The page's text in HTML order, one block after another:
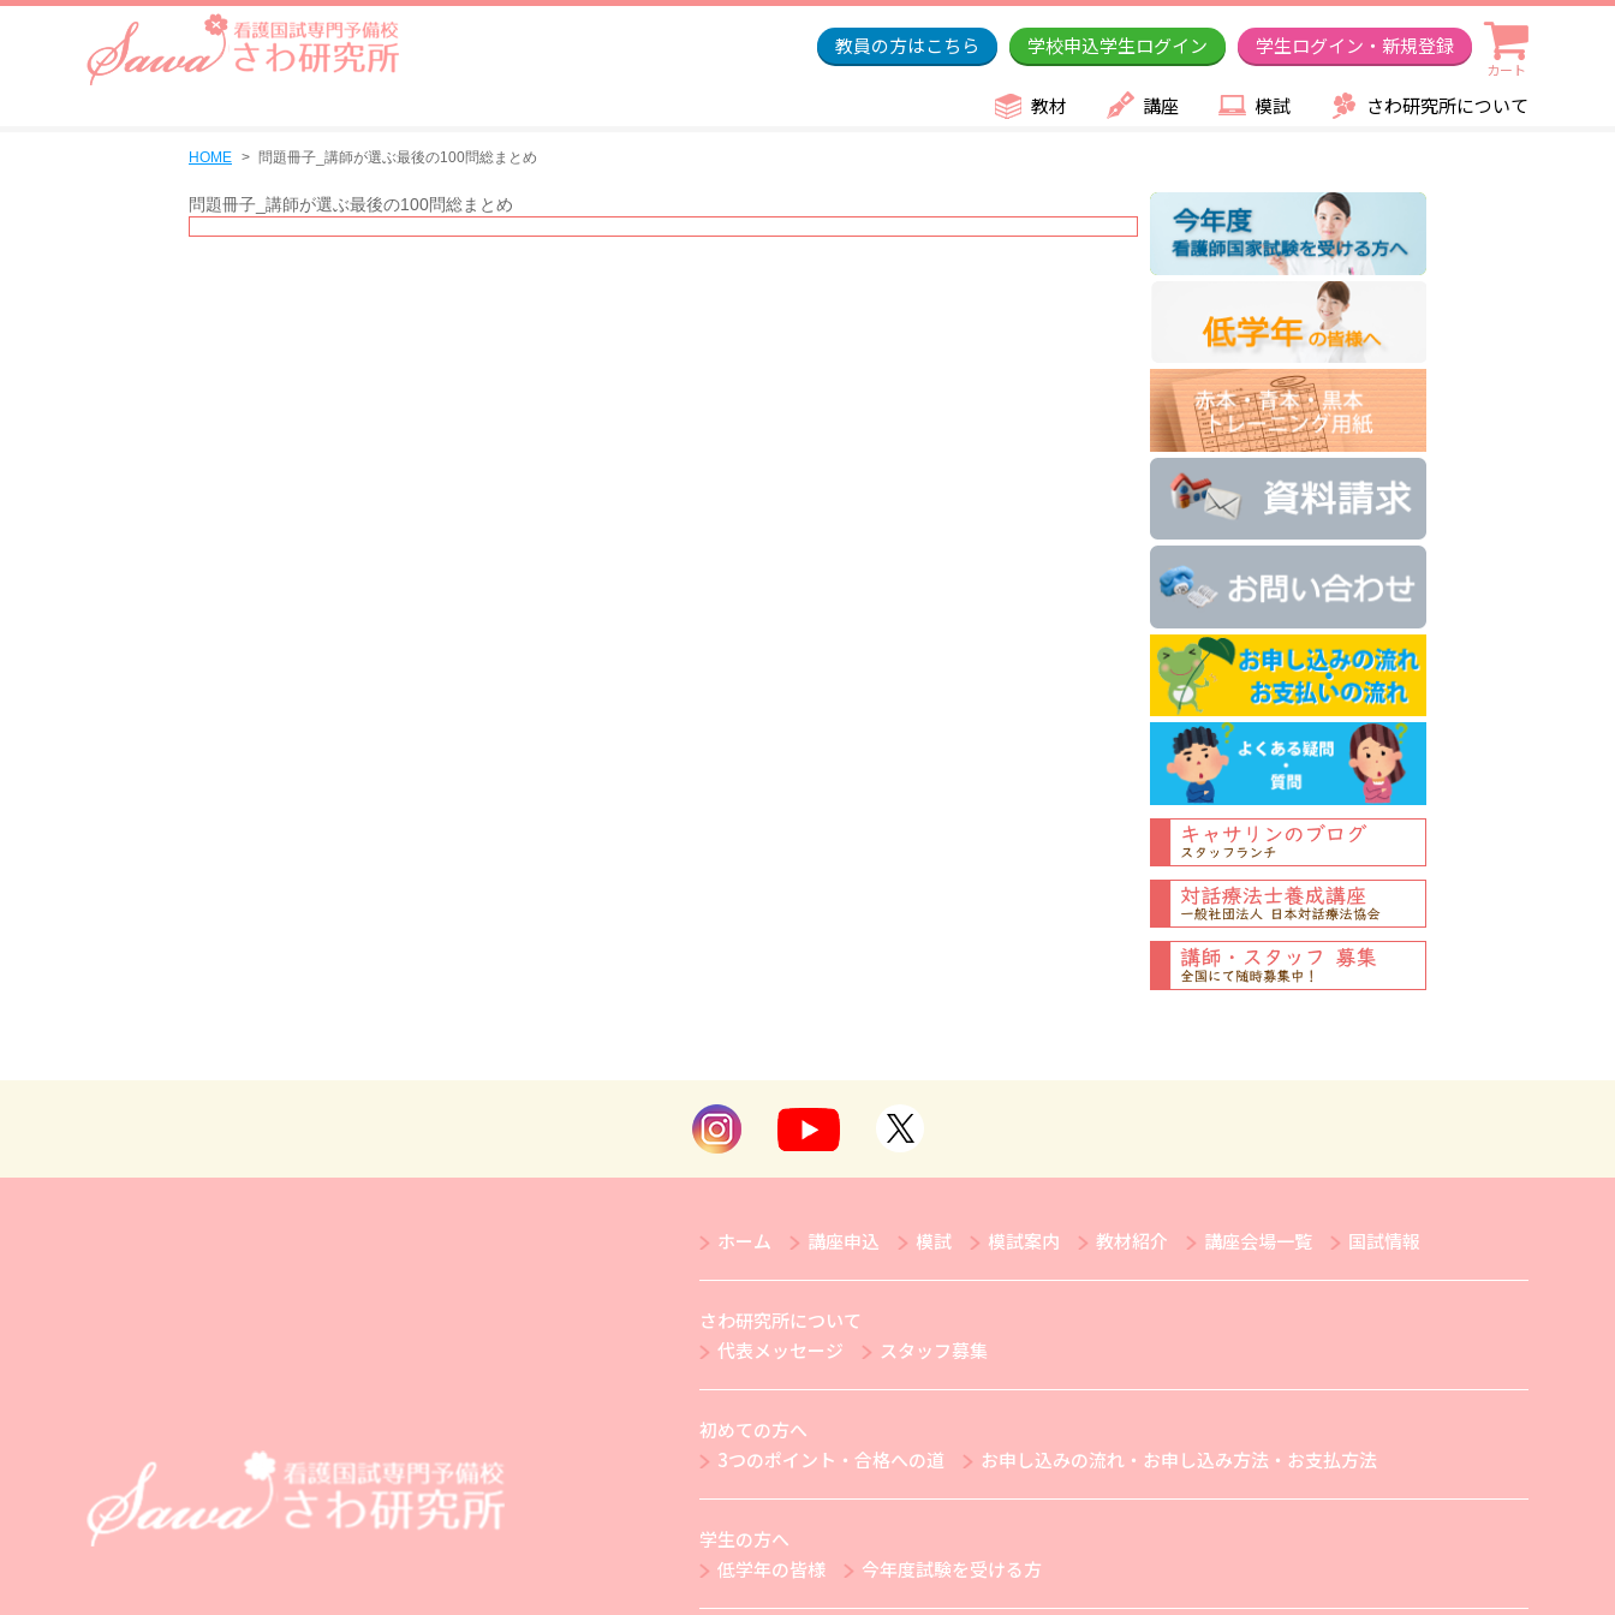
教員の方はこちら 学校申込学生ログイン 学生ログイン・新規登録
カート
教材 講座 模試 さわ研究所について
HOME 問題冊子_講師が選ぶ最後の100問総まとめ
問題冊子_講師が選ぶ最後の100問総まとめ
ホーム 講座申込 模試 模試案内 教材紹介 講座会場一覧 国試情報
さわ研究所について
代表メッセージ
スタッフ募集
初めての方へ
3つのポイント・合格への道
お申し込みの流れ・お申し込み方法・お支払方法
学生の方へ
低学年の皆様
今年度試験を受ける方